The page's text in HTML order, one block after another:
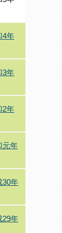
4年
3年
2年
元年
30年
29年